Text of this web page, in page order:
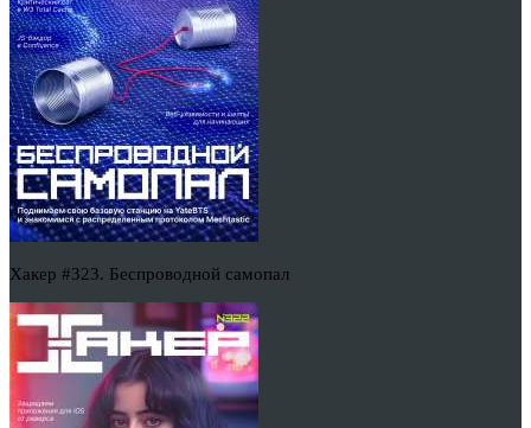
Хакер #323. Беспроводной самопал